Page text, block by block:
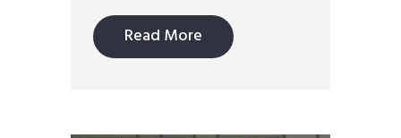
Read More